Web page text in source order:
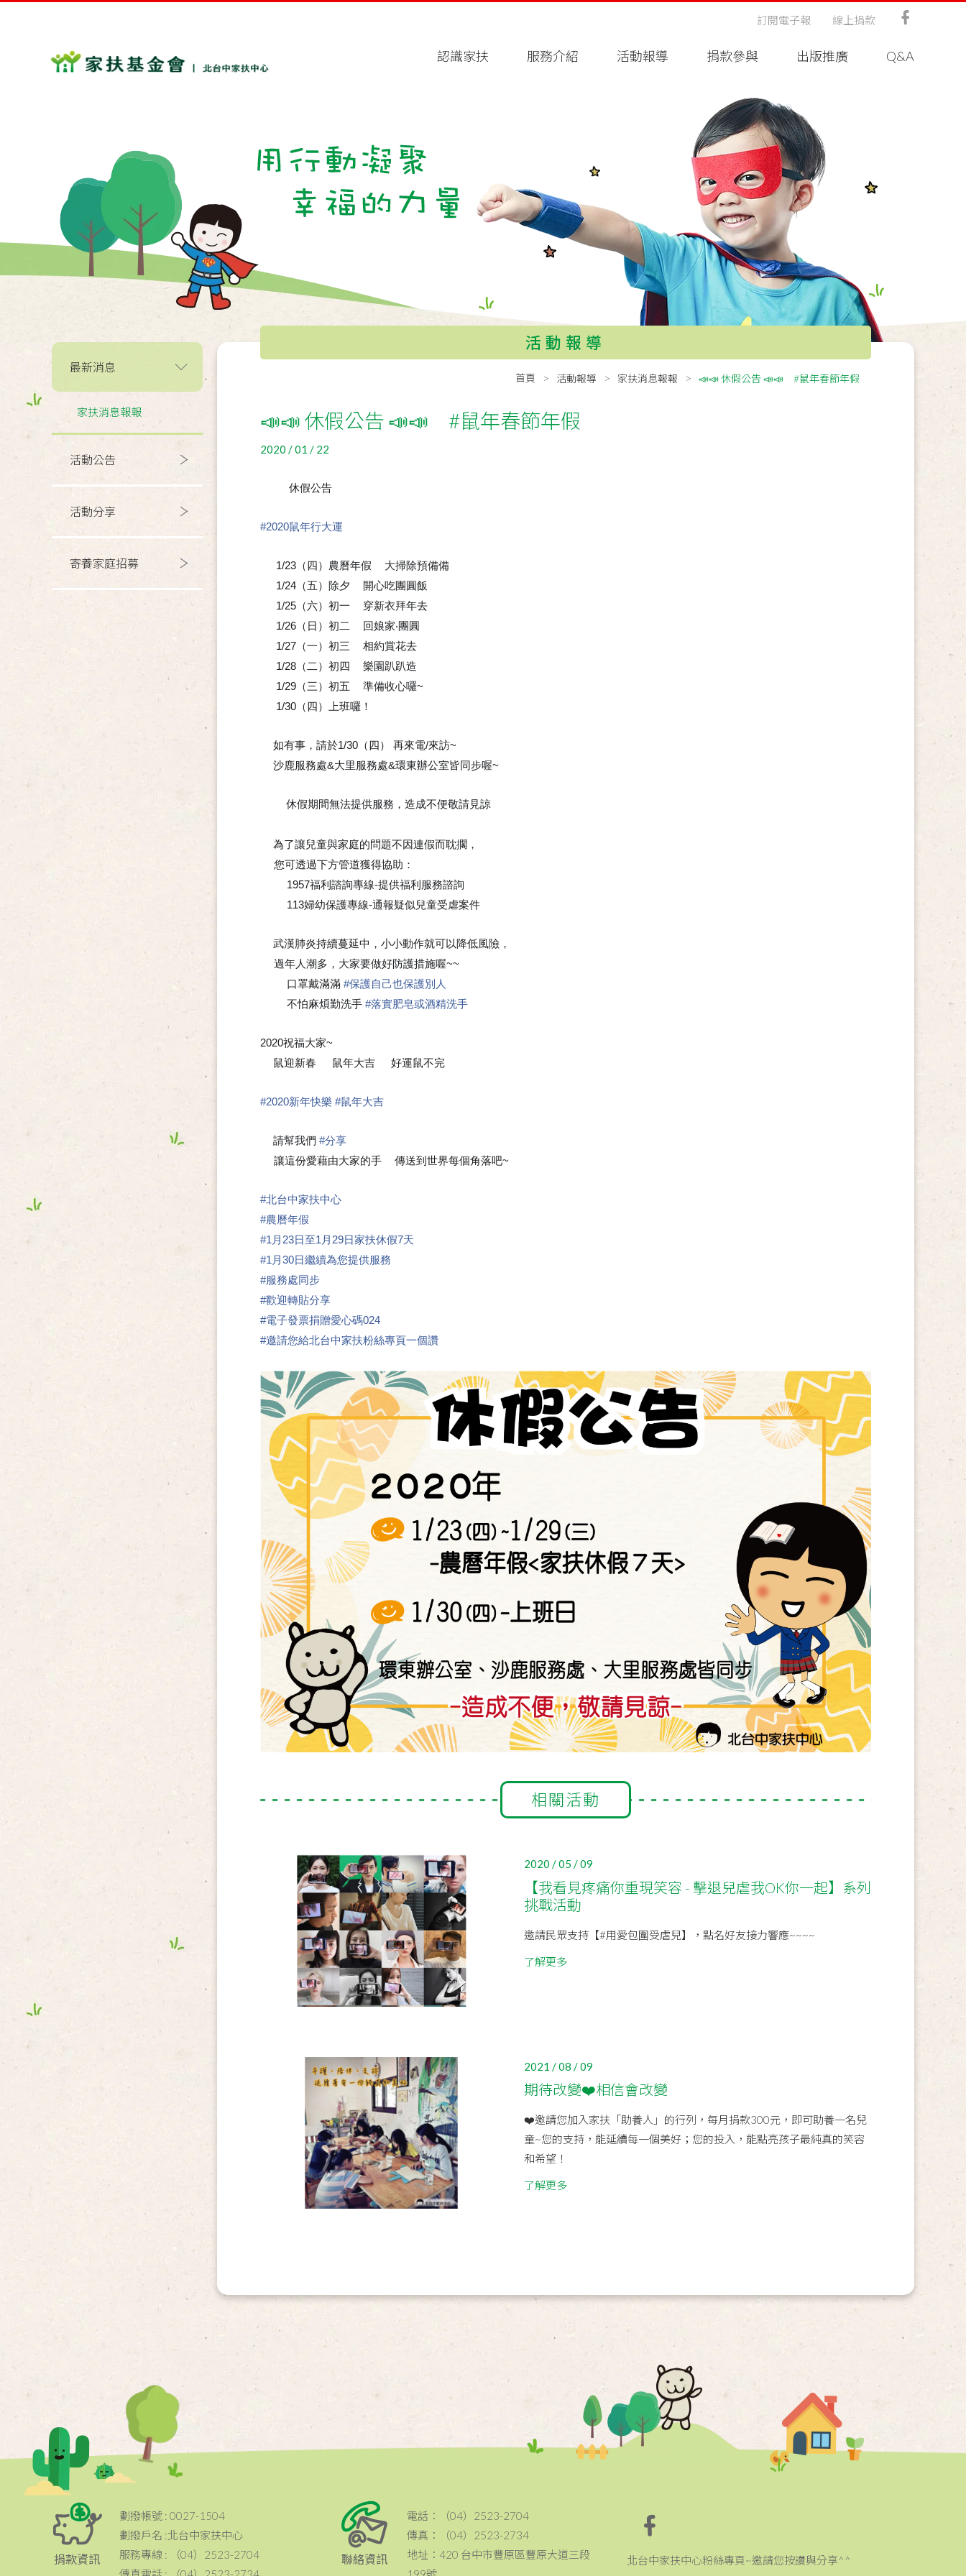
認識家扶 服務介紹 活動報導 捐款參與 出版推廣 Q&A
訂閱電子報 線上捐款
最新消息
家扶消息報報
活動公告
活動分享
寄養家庭招募
活動報導
首頁 活動報導 家扶消息報報 📣📣 休假公告 📣📣 #鼠年春節年假
📣📣 休假公告 📣📣 #鼠年春節年假
2020 / 01 / 22
休假公告
#2020鼠年行大運
1/23（四）農曆年假
大掃除預備備
1/24（五）除夕
開心吃團圓飯
1/25（六）初一
穿新衣拜年去
1/26（日）初二
回娘家‧團圓
1/27（一）初三
相約賞花去
1/28（二）初四
樂園趴趴造
1/29（三）初五
準備收心囉~
1/30（四）上班囉！
如有事，請於1/30（四） 再來電/來訪~
沙鹿服務處&大里服務處&環東辦公室皆同步喔~
休假期間無法提供服務，造成不便敬請見諒
為了讓兒童與家庭的問題不因連假而耽擱，
您可透過下方管道獲得協助：
1957福利諮詢專線-提供福利服務諮詢
113婦幼保護專線-通報疑似兒童受虐案件
武漢肺炎持續蔓延中，小小動作就可以降低風險，
過年人潮多，大家要做好防護措施喔~~
口罩戴滿滿 #保護自己也保護別人
不怕麻煩勤洗手 #落實肥皂或酒精洗手
2020祝福大家~
鼠迎新春 鼠年大吉 好運鼠不完
#2020新年快樂 #鼠年大吉
請幫我們 #分享
讓這份愛藉由大家的手
傳送到世界每個角落吧~
#北台中家扶中心
#農曆年假
#1月23日至1月29日家扶休假7天
#1月30日繼續為您提供服務
#服務處同步
#歡迎轉貼分享
#電子發票捐贈愛心碼024
#邀請您給北台中家扶粉絲專頁一個讚
相關活動
2020 / 05 / 09
【我看見疼痛你重現笑容 - 擊退兒虐我OK你一起】系列
挑戰活動
邀請民眾支持【#用愛包圍受虐兒】，點名好友接力響應~~~~
了解更多
2021 / 08 / 09
期待改變❤️相信會改變
❤️邀請您加入家扶「助養人」的行列，每月捐款300元，即可助養一名兒
童~您的支持，能延續每一個美好；您的投入，能點亮孩子最純真的笑容
和希望！
了解更多
捐款資訊
劃撥帳號 : 0027-1504
劃撥戶名 :北台中家扶中心
服務專線 : （04）2523-2704
聯絡資訊
電話：（04）2523-2704
傳真：（04）2523-2734
地址：420 台中市豐原區豐原大道三段
北台中家扶中心粉絲專頁~邀請您按讚與分享^^